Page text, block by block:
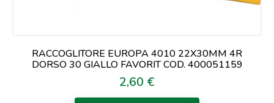
RACCOGLITORE EUROPA 4010 22X30MM 4R
DORSO 30 GIALLO FAVORIT COD. 400051159
Prezzo
2,60 €